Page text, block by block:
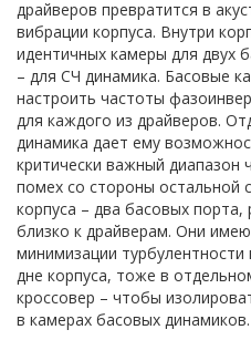
драйверов превратится в
вибрации корпуса. Внутри
идентичных камеры для двух
– для СЧ динамика. Басовые
настроить частоты
для каждого из драйверов.
динамика дает ему
критически важный диапазон
помех со стороны остальной
корпуса – два басовых
близко к драйверам. Они
минимизации
дне корпуса, тоже в
кроссовер – чтобы
в камерах басовых динамиков.